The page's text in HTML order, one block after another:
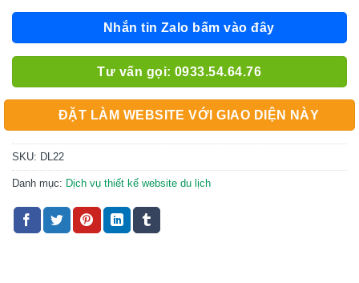
Nhắn tin Zalo bấm vào đây
Tư vấn gọi: 0933.54.64.76
ĐẶT LÀM WEBSITE VỚI GIAO DIỆN NÀY
SKU: DL22
Danh mục: Dịch vụ thiết kế website du lịch